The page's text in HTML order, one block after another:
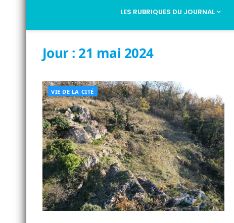
LES RUBRIQUES DU JOURNAL
Jour : 21 mai 2024
VIE DE LA CITÉ